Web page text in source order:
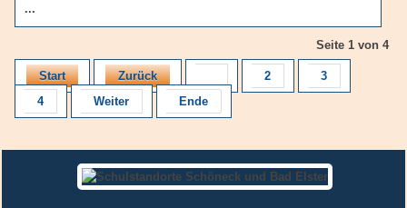
...
Seite 1 von 4
Start Zurück 2
3
4
Weiter Ende